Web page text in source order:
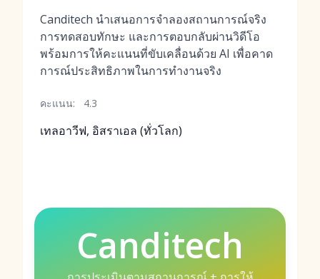
Canditech นำเสนอการจำลองสถานการณ์จริง
การทดสอบทักษะ และการตอบกลับผ่านวิดีโอ
พร้อมการให้คะแนนที่ขับเคลื่อนด้วย AI เพื่อคาด
การณ์ประสิทธิภาพในการทำงานจริง
คะแนน: 4.3
เทลอาวีฟ, อิสราเอล (ทั่วโลก)
Canditech